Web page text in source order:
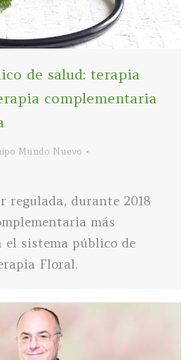
de salud: terapia
complementaria
Mundo Nuevo
regulada, durante 2018
más
el sistema público de
Floral.